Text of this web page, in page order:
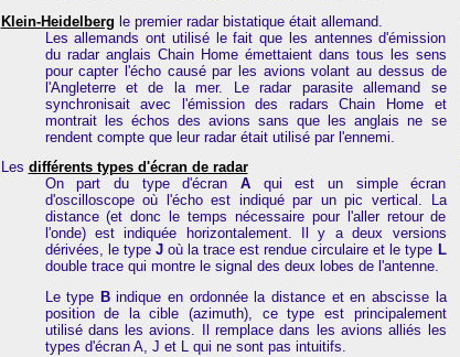
Klein-Heidelberg le premier radar bistatique était allemand.
Les allemands ont utilisé le fait que les antennes d'émission
du radar anglais Chain Home émettaient dans tous les sens
pour capter l'écho causé par les avions volant au dessus de
l'Angleterre et de la mer. Le radar parasite allemand se
synchronisait avec l'émission des radars Chain Home et
montrait les échos des avions sans que les anglais ne se
rendent compte que leur radar était utilisé par l'ennemi.
Les différents types d'écran de radar
On part du type d'écran A qui est un simple écran
d'oscilloscope où l'écho est indiqué par un pic vertical. La
distance (et donc le temps nécessaire pour l'aller retour de
l'onde) est indiquée horizontalement. Il y a deux versions
dérivées, le type Joù la trace est rendue circulaire et le type L
double trace qui montre le signal des deux lobes de l'antenne.
Le type Bindique en ordonnée la distance et en abscisse la
position de la cible (azimuth), ce type est principalement
utilisé dans les avions. Il remplace dans les avions alliés les
types d'écran A, J et L qui ne sont pas intuitifs.